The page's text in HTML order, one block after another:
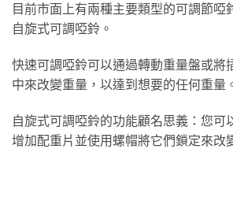
目前市面上有兩種主要類型的可調節啞
自旋式可調啞鈴。
快速可調啞鈴可以通過轉動重量盤或將
中來改變重量，以達到想要的任何重量
自旋式可調啞鈴的功能顧名思義：您可
增加配重片並使用螺帽將它們鎖定來改